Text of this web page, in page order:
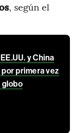
, según el
y China
primera vez
globo